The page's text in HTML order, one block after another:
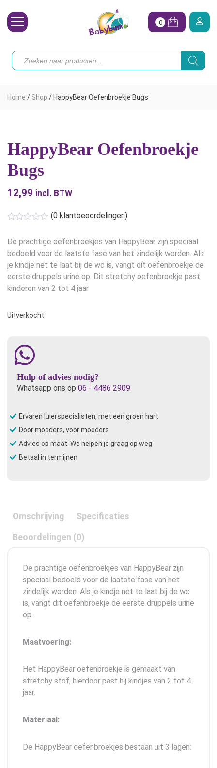
Toebehoren
Onze merken
Hoe begin ik?
0
Producten
zoeken
Home / Shop / HappyBear Oefenbroekje Bugs
HappyBear Oefenbroekje
Bugs
12,99 incl. BTW
(0 klantbeoordelingen)
De prachtige oefenbroekjes van HappyBear zijn speciaal
bedoeld voor de laatste fase van het zindelijk worden. Als
je kindje net te laat bij de wc is, vangt dit oefenbroekje de
eerste druppels urine op. Dit stretchy oefenbroekje past
kinderen van 2 tot 4 jaar.
Uitverkocht
Hulp of advies nodig?
Whatsapp ons op 06 - 4486 2909
Ervaren luierspecialisten, met een groen hart
Door moeders, voor moeders
Advies op maat. We helpen je graag op weg
Betaal in termijnen
Omschrijving Specificaties
Beoordelingen (0)
De prachtige oefenbroekjes van HappyBear zijn
speciaal bedoeld voor de laatste fase van het
zindelijk worden. Als je kindje net te laat bij de wc
is, vangt dit oefenbroekje de eerste druppels urine
op.
Maatvoering:
Het HappyBear oefenbroekje is gemaakt van
stretchy stof, hierdoor past hij kindjes van 2 tot 4
jaar.
Materiaal:
De HappyBear oefenbroekjes bestaan uit 3 lagen: